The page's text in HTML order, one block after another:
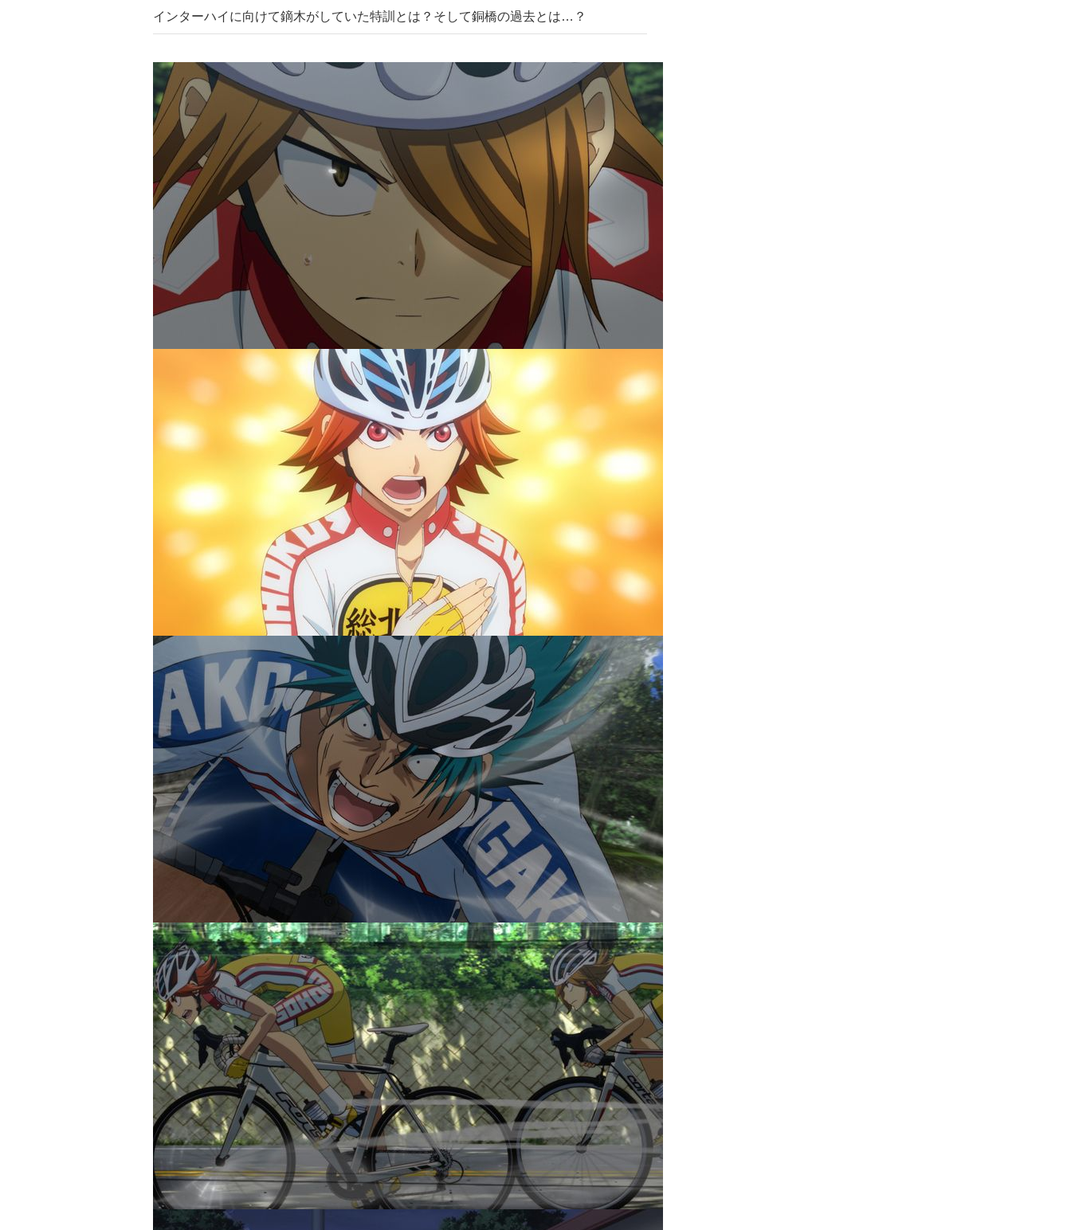
インターハイに向けて鏑木がしていた特訓とは？そして銅橋の過去とは…？